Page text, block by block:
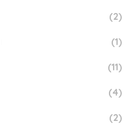
(2)
(1)
(11)
(4)
(2)